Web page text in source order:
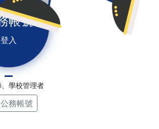
帳號
登入
學校管理者
務帳號